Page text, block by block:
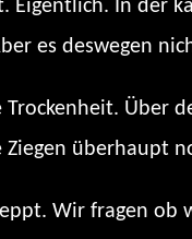
Eigentlich. In der
es deswegen
Über
überhaupt
Wir fragen ob